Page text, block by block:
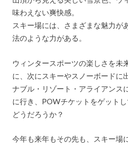
味わえない爽快感。
スキー場には、さまざまな魅力が
法のような力がある。
ウィンタースポーツの楽しさを未
に、次にスキーやスノーボードに
ナブル・リゾート・アライアンス
に行き、POWチケットをゲット
どうだろうか？
今年も来年もその先も、スキー場